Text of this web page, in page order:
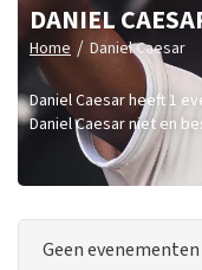
DANIEL
Home / Daniel Caesar
Daniel Caesar heeft 1
Daniel Caesar niet en
Geen